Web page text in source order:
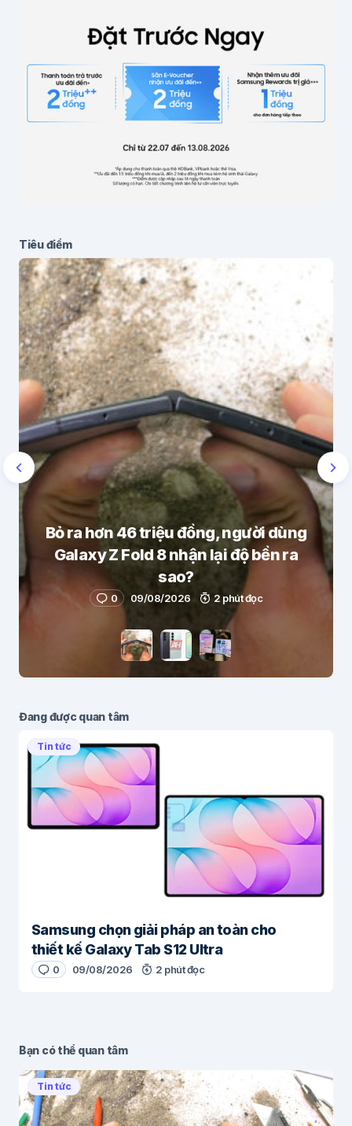
Lưu thông tin cho lần bình luận sau
Gửi bình luận
Tiêu điểm
Bỏ ra hơn 46 triệu đồng, người dùng
Galaxy Z Fold 8 nhận lại độ bền ra
sao?
0 09/08/2026 2 phút đọc
Đang được quan tâm
Tin tức
Samsung chọn giải pháp an toàn cho
thiết kế Galaxy Tab S12 Ultra
0 09/08/2026 2 phút đọc
Bạn có thể quan tâm
Tin tức